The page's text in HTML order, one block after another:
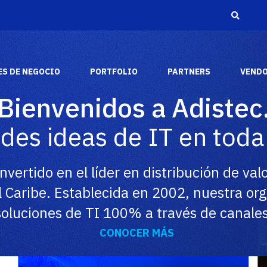
DE NEGOCIO
Adistec Media &
Entertainment
Adistec Media & Entertainment Business Unit
tecnológicas para brindar soluciones de audio y
video a nuestros socios en todo el continente
americano.
SABER MAS
PORTFOLIO PARTNERS
Reconocimientos
A través de los años, hemos recibido varios
reconocimientos y premios de la industria de
los fabricantes más respetados del mercado.
SABER MÁS
a
ideas de IT en
en el líder en distribución de
Caribe. Establecida en 2002, nuestra
de TI 100% a través de
CONOCER MÁS